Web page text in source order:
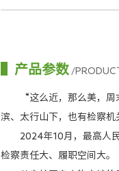
产品参数 /
“这么近，那么美，周末
滨、太行山下，也有检察机
2024年10月，最高人民
检察责任大、履职空间大。